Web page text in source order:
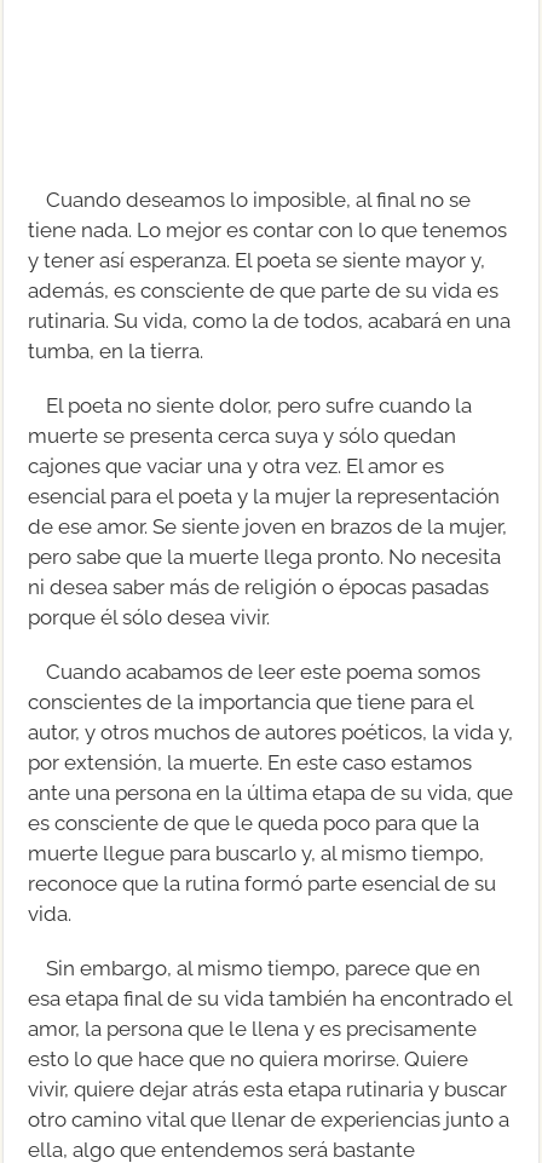
Cuando deseamos lo imposible, al final no se
tiene nada. Lo mejor es contar con lo que tenemos
y tener así esperanza. El poeta se siente mayor y,
además, es consciente de que parte de su vida es
rutinaria. Su vida, como la de todos, acabará en una
tumba, en la tierra.
El poeta no siente dolor, pero sufre cuando la
muerte se presenta cerca suya y sólo quedan
cajones que vaciar una y otra vez. El amor es
esencial para el poeta y la mujer la representación
de ese amor. Se siente joven en brazos de la mujer,
pero sabe que la muerte llega pronto. No necesita
ni desea saber más de religión o épocas pasadas
porque él sólo desea vivir.
Cuando acabamos de leer este poema somos
conscientes de la importancia que tiene para el
autor, y otros muchos de autores poéticos, la vida y,
por extensión, la muerte. En este caso estamos
ante una persona en la última etapa de su vida, que
es consciente de que le queda poco para que la
muerte llegue para buscarlo y, al mismo tiempo,
reconoce que la rutina formó parte esencial de su
vida.
Sin embargo, al mismo tiempo, parece que en
esa etapa final de su vida también ha encontrado el
amor, la persona que le llena y es precisamente
esto lo que hace que no quiera morirse. Quiere
vivir, quiere dejar atrás esta etapa rutinaria y buscar
otro camino vital que llenar de experiencias junto a
ella, algo que entendemos será bastante